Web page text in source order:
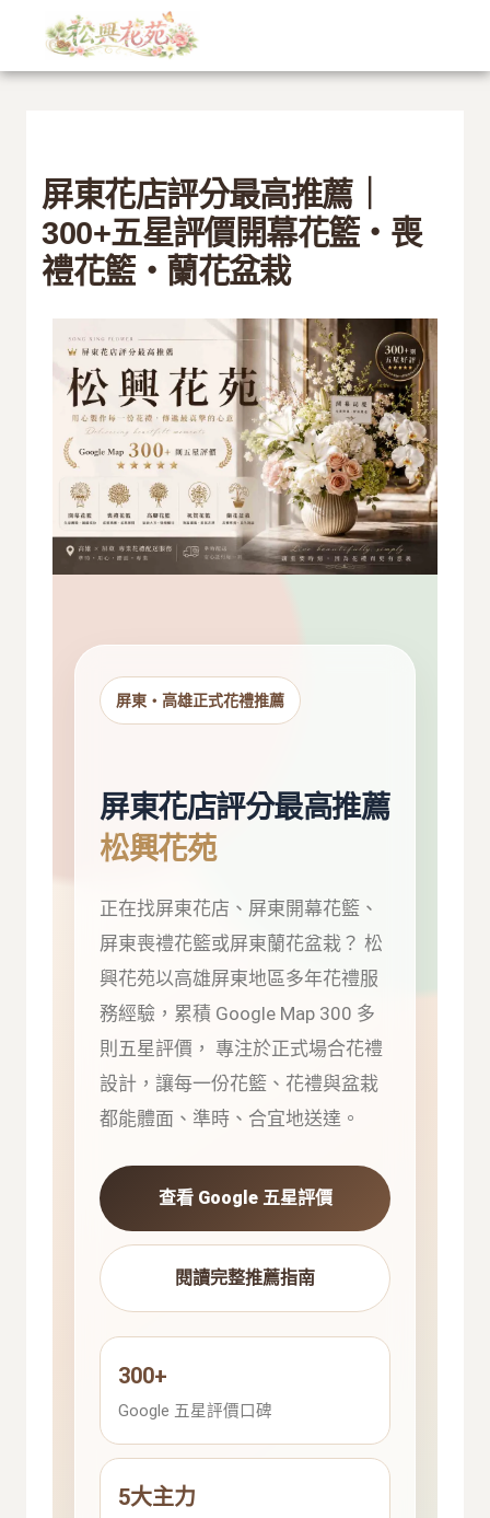
主 類
屏東花店評分最高推薦｜
300+五星評價開幕花籃・喪
禮花籃・蘭花盆栽
屏東・高雄正式花禮推薦
屏東花店評分最高推薦
松興花苑
正在找屏東花店、屏東開幕花籃、
屏東喪禮花籃或屏東蘭花盆栽？ 松
興花苑以高雄屏東地區多年花禮服
務經驗，累積 Google Map 300 多
則五星評價， 專注於正式場合花禮
設計，讓每一份花籃、花禮與盆栽
都能體面、準時、合宜地送達。
查看 Google 五星評價
閱讀完整推薦指南
300+
Google 五星評價口碑
5大主力